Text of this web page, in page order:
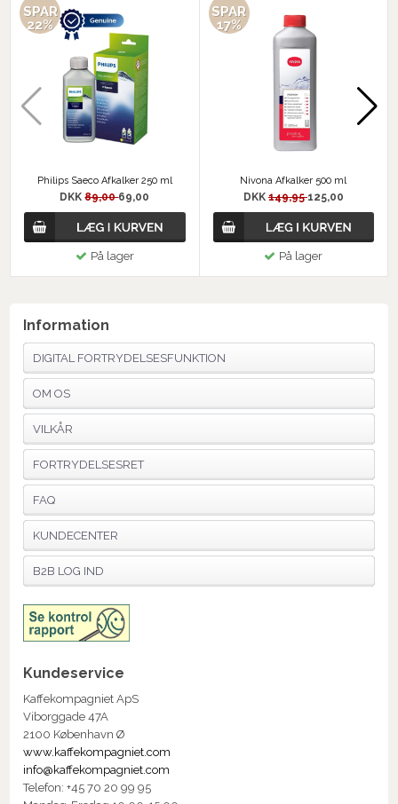
SPAR
22%
Philips Saeco Afkalker 250 ml
DKK89,0069,00
På lager
SPAR
17%
Nivona Afkalker 500 ml
DKK 149,95125,00
På lager
Information
DIGITAL FORTRYDELSESFUNKTION
OM OS
VILKÅR
FORTRYDELSESRET
FAQ
KUNDECENTER
B2B LOG IND
Kundeservice
Kaffekompagniet ApS
Viborggade 47A
2100 København Ø
www.kaffekompagniet.com
info@kaffekompagniet.com
Telefon: +45 70 20 99 95